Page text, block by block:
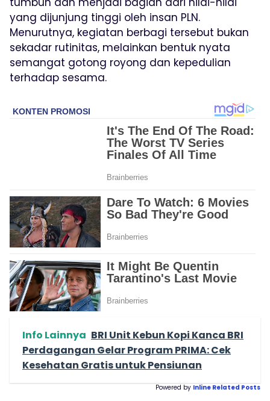
yang dijunjung tinggi oleh insan PLN.
Menurutnya, kegiatan berbagi tersebut bukan
sekadar rutinitas, melainkan bentuk nyata
semangat gotong royong dan kepedulian
terhadap sesama.
Info Lainnya BRI Unit Kebun Kopi Kanca BRI
Perdagangan Gelar Program PRIMA: Cek
Kesehatan Gratis untuk Pensiunan
Powered by Inline Related Posts